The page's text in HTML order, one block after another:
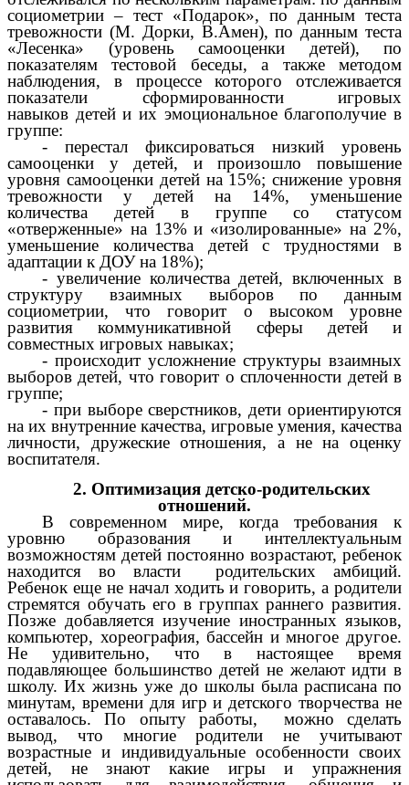
социометрии – тест «Подарок», по данным теста
тревожности (М. Дорки, В.Амен), по данным теста
«Лесенка» (уровень самооценки детей), по
показателям тестовой беседы, а также методом
наблюдения, в процессе которого отслеживается
показатели сформированности игровых
навыков детей и их эмоциональное благополучие в
группе:
- перестал фиксироваться низкий уровень
самооценки у детей, и произошло повышение
уровня самооценки детей на 15%; снижение уровня
тревожности у детей на 14%, уменьшение
количества детей в группе со статусом
«отверженные» на 13% и «изолированные» на 2%,
уменьшение количества детей с трудностями в
адаптации к ДОУ на 18%);
- увеличение количества детей, включенных в
структуру взаимных выборов по данным
социометрии, что говорит о высоком уровне
развития коммуникативной сферы детей и
совместных игровых навыках;
- происходит усложнение структуры взаимных
выборов детей, что говорит о сплоченности детей в
группе;
- при выборе сверстников, дети ориентируются
на их внутренние качества, игровые умения, качества
личности, дружеские отношения, а не на оценку
воспитателя.
2. Оптимизация детско-родительских
отношений.
В современном мире, когда требования к
уровню образования и интеллектуальным
возможностям детей постоянно возрастают, ребенок
находится во власти родительских амбиций.
Ребенок еще не начал ходить и говорить, а родители
стремятся обучать его в группах раннего развития.
Позже добавляется изучение иностранных языков,
компьютер, хореография, бассейн и многое другое.
Не удивительно, что в настоящее время
подавляющее большинство детей не желают идти в
школу. Их жизнь уже до школы была расписана по
минутам, времени для игр и детского творчества не
оставалось. По опыту работы, можно сделать
вывод, что многие родители не учитывают
возрастные и индивидуальные особенности своих
детей, не знают какие игры и упражнения